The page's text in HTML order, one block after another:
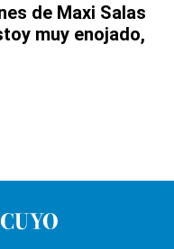
de Maxi Salas
muy enojado,